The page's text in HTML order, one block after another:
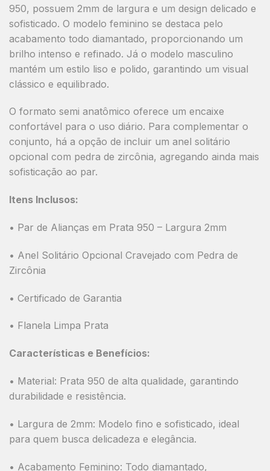
950, possuem 2mm de largura e um design delicado e
sofisticado. O modelo feminino se destaca pelo
acabamento todo diamantado, proporcionando um
brilho intenso e refinado. Já o modelo masculino
mantém um estilo liso e polido, garantindo um visual
clássico e equilibrado.
O formato semi anatômico oferece um encaixe
confortável para o uso diário. Para complementar o
conjunto, há a opção de incluir um anel solitário
opcional com pedra de zircônia, agregando ainda mais
sofisticação ao par.
Itens Inclusos:
• Par de Alianças em Prata 950 – Largura 2mm
• Anel Solitário Opcional Cravejado com Pedra de
Zircônia
• Certificado de Garantia
• Flanela Limpa Prata
Características e Benefícios:
• Material: Prata 950 de alta qualidade, garantindo
durabilidade e resistência.
• Largura de 2mm: Modelo fino e sofisticado, ideal
para quem busca delicadeza e elegância.
• Acabamento Feminino: Todo diamantado,